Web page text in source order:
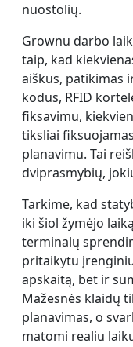
nuostolių.
Grownu darbo
taip, kad
aiškus, patikimas
kodus, RFID
fiksavimu,
tiksliai
planavimu. Tai
dviprasmybių,
Tarkime, kad
iki šiol žymėjo
terminalų
pritaikytu
apskaitą, bet ir
Mažesnės klaidų
planavimas, o
matomi realiu